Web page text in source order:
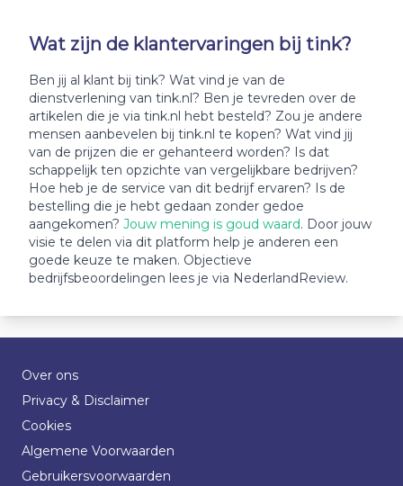
Wat zijn de klantervaringen bij tink?
Ben jij al klant bij tink? Wat vind je van de
dienstverlening van tink.nl? Ben je tevreden over de
artikelen die je via tink.nl hebt besteld? Zou je andere
mensen aanbevelen bij tink.nl te kopen? Wat vind jij
van de prijzen die er gehanteerd worden? Is dat
schappelijk ten opzichte van vergelijkbare bedrijven?
Hoe heb je de service van dit bedrijf ervaren? Is de
bestelling die je hebt gedaan zonder gedoe
aangekomen? Jouw mening is goud waard. Door jouw
visie te delen via dit platform help je anderen een
goede keuze te maken. Objectieve
bedrijfsbeoordelingen lees je via NederlandReview.
Over ons
Privacy & Disclaimer
Cookies
Algemene Voorwaarden
Gebruikersvoorwaarden